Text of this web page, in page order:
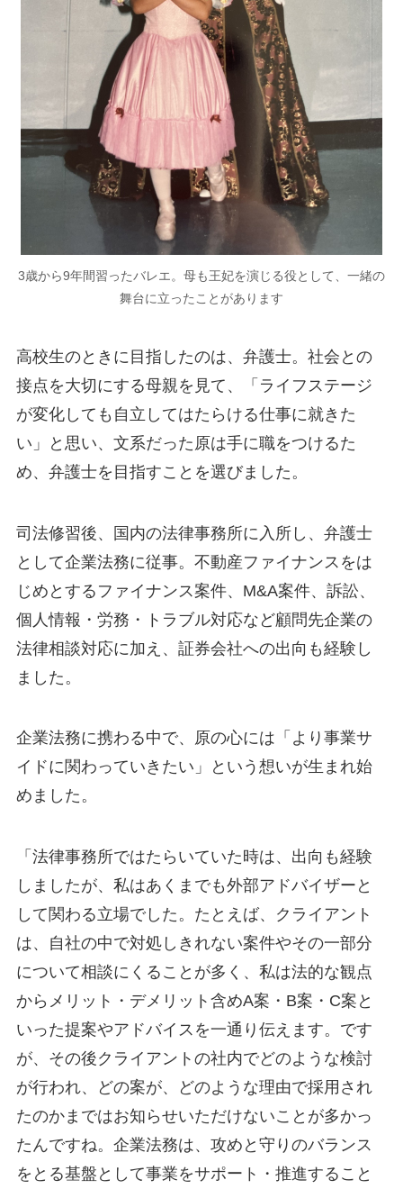
3歳から9年間習ったバレエ。母も王妃を演じる役として、一緒の
舞台に立ったことがあります
高校生のときに目指したのは、弁護士。社会との
接点を大切にする母親を見て、「ライフステージ
が変化しても自立してはたらける仕事に就きた
い」と思い、文系だった原は手に職をつけるた
め、弁護士を目指すことを選びました。
司法修習後、国内の法律事務所に入所し、弁護士
として企業法務に従事。不動産ファイナンスをは
じめとするファイナンス案件、M&A案件、訴訟、
個人情報・労務・トラブル対応など顧問先企業の
法律相談対応に加え、証券会社への出向も経験し
ました。
企業法務に携わる中で、原の心には「より事業サ
イドに関わっていきたい」という想いが生まれ始
めました。
「法律事務所ではたらいていた時は、出向も経験
しましたが、私はあくまでも外部アドバイザーと
して関わる立場でした。たとえば、クライアント
は、自社の中で対処しきれない案件やその一部分
について相談にくることが多く、私は法的な観点
からメリット・デメリット含めA案・B案・C案と
いった提案やアドバイスを一通り伝えます。です
が、その後クライアントの社内でどのような検討
が行われ、どの案が、どのような理由で採用され
たのかまではお知らせいただけないことが多かっ
たんですね。企業法務は、攻めと守りのバランス
をとる基盤として事業をサポート・推進すること